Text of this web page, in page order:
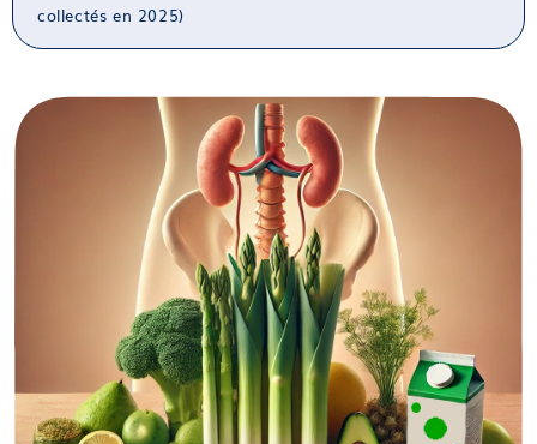
collectés en 2025)